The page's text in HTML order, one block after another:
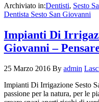
Archiviato in:Dentisti, Sesto
Dentista Sesto San Giovanni
Impianti Di
Giovanni –
25 Marzo 2016 By admin
Impianti Di Irrigazione Sesto
passione per la natura, per le